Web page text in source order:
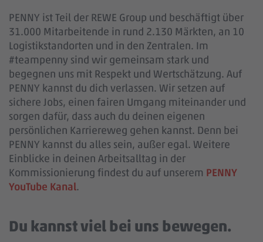
PENNY ist Teil der REWE Group und beschäftigt über
31.000 Mitarbeitende in rund 2.130 Märkten, an 10
Logistikstandorten und in den Zentralen. Im
#teampenny sind wir gemeinsam stark und
begegnen uns mit Respekt und Wertschätzung. Auf
PENNY kannst du dich verlassen. Wir setzen auf
sichere Jobs, einen fairen Umgang miteinander und
sorgen dafür, dass auch du deinen eigenen
persönlichen Karriereweg gehen kannst. Denn bei
PENNY kannst du alles sein, außer egal. Weitere
Einblicke in deinen Arbeitsalltag in der
Kommissionierung findest du auf unserem PENNY
YouTube Kanal.
Du kannst viel bei uns bewegen.